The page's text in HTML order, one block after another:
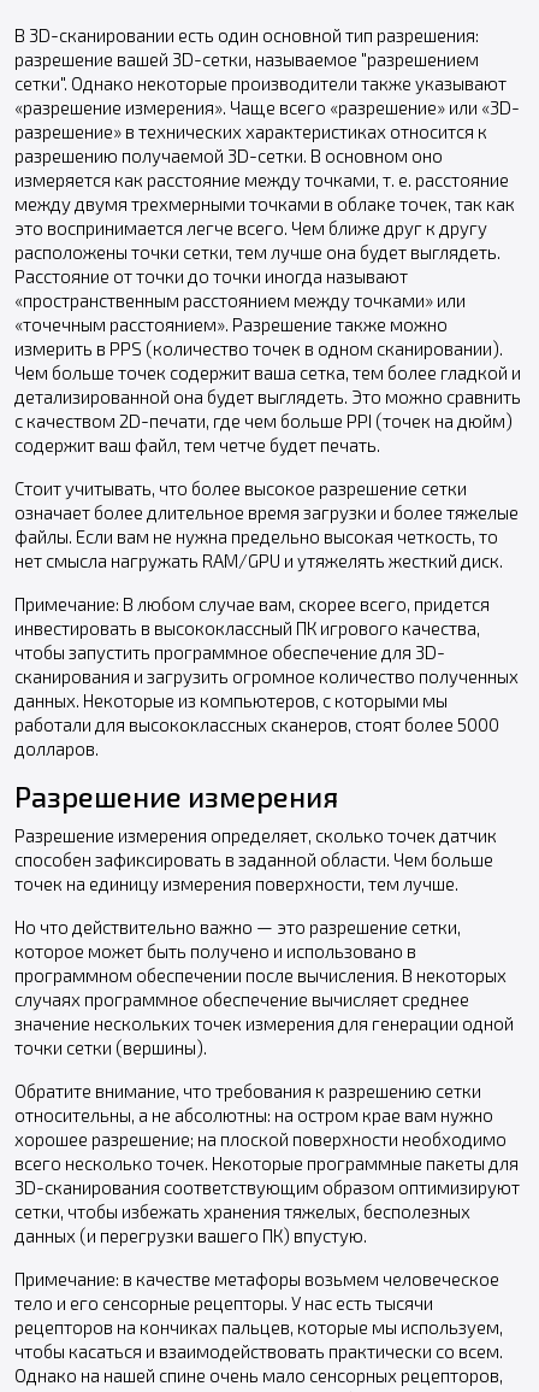
В 3D-сканировании есть один основной тип разрешения:
разрешение вашей 3D-сетки, называемое "разрешением
сетки". Однако некоторые производители также указывают
«разрешение измерения». Чаще всего «разрешение» или «3D-
разрешение» в технических характеристиках относится к
разрешению получаемой 3D-сетки. В основном оно
измеряется как расстояние между точками, т. е. расстояние
между двумя трехмерными точками в облаке точек, так как
это воспринимается легче всего. Чем ближе друг к другу
расположены точки сетки, тем лучше она будет выглядеть.
Расстояние от точки до точки иногда называют
«пространственным расстоянием между точками» или
«точечным расстоянием». Разрешение также можно
измерить в PPS (количество точек в одном сканировании).
Чем больше точек содержит ваша сетка, тем более гладкой и
детализированной она будет выглядеть. Это можно сравнить
с качеством 2D-печати, где чем больше PPI (точек на дюйм)
содержит ваш файл, тем четче будет печать.
Стоит учитывать, что более высокое разрешение сетки
означает более длительное время загрузки и более тяжелые
файлы. Если вам не нужна предельно высокая четкость, то
нет смысла нагружать RAM/GPU и утяжелять жесткий диск.
Примечание: В любом случае вам, скорее всего, придется
инвестировать в высококлассный ПК игрового качества,
чтобы запустить программное обеспечение для 3D-
сканирования и загрузить огромное количество полученных
данных. Некоторые из компьютеров, с которыми мы
работали для высококлассных сканеров, стоят более 5000
долларов.
Разрешение измерения
Разрешение измерения определяет, сколько точек датчик
способен зафиксировать в заданной области. Чем больше
точек на единицу измерения поверхности, тем лучше.
Но что действительно важно — это разрешение сетки,
которое может быть получено и использовано в
программном обеспечении после вычисления. В некоторых
случаях программное обеспечение вычисляет среднее
значение нескольких точек измерения для генерации одной
точки сетки (вершины).
Обратите внимание, что требования к разрешению сетки
относительны, а не абсолютны: на остром крае вам нужно
хорошее разрешение; на плоской поверхности необходимо
всего несколько точек. Некоторые программные пакеты для
3D-сканирования соответствующим образом оптимизируют
сетки, чтобы избежать хранения тяжелых, бесполезных
данных (и перегрузки вашего ПК) впустую.
Примечание: в качестве метафоры возьмем человеческое
тело и его сенсорные рецепторы. У нас есть тысячи
рецепторов на кончиках пальцев, которые мы используем,
чтобы касаться и взаимодействовать практически со всем.
Однако на нашей спине очень мало сенсорных рецепторов,